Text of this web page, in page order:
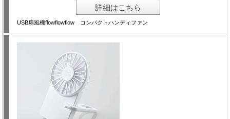
詳細はこちら
USB扇風機flowflowflow コンパクトハンディファン